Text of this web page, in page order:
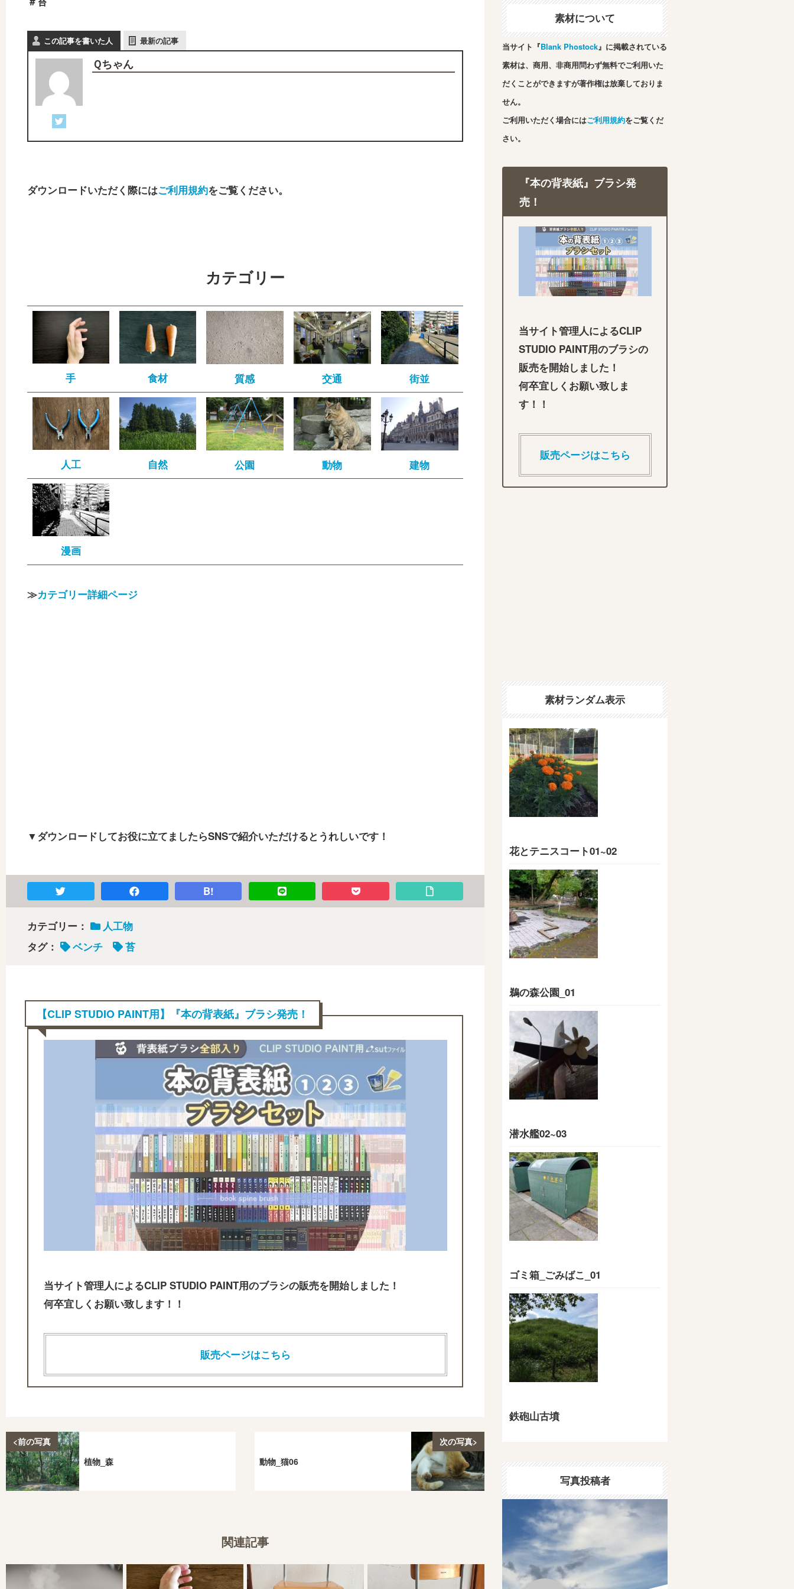
この記事を書いた人 最新の記事
Ｑちゃん
ダウンロードいただく際にはご利用規約をご覧ください。
カテゴリー
手 食材 質感 交通 街並
人工 自然 公園 動物 建物
漫画
≫カテゴリー詳細ページ
▼ダウンロードしてお役に立てましたらSNSで紹介いただけるとうれしいです！
B!
カテゴリー：
人工物
タグ：
ベンチ 苔
【CLIP STUDIO PAINT用】『本の背表紙』ブラシ発売！
当サイト管理人によるCLIP STUDIO PAINT用のブラシの販売を開始しました！
何卒宜しくお願い致します！！
販売ページはこちら
<前の写真
植物_森
次の写真>
動物_猫06
関連記事
素材について
当サイト『Blank Phostock』に掲載されている
素材は、商用、非商用問わず無料でご利用いた
だくことができますが著作権は放棄しておりま
せん。
ご利用いただく場合にはご利用規約をご覧くだ
さい。
『本の背表紙』ブラシ発
売！
当サイト管理人によるCLIP
STUDIO PAINT用のブラシの
販売を開始しました！
何卒宜しくお願い致しま
す！！
販売ページはこちら
素材ランダム表示
花とテニスコート01~02
鵜の森公園_01
潜水艦02~03
ゴミ箱_ごみばこ_01
鉄砲山古墳
写真投稿者